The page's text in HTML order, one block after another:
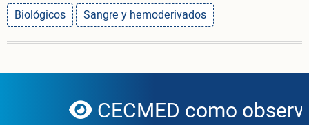
Biológicos Sangre y hemoderivados
globe
CECMED como